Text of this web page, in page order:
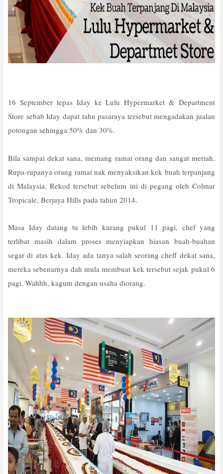
16 September lepas Iday ke Lulu Hypermarket & Department
Store sebab Iday dapat tahu pasaraya tersebut mengadakan jualan
potongan sehingga 50% dan 30%.
Bila sampai dekat sana, memang ramai orang dan sangat meriah.
Rupa-rupanya orang ramai nak menyaksikan kek buah terpanjang
di Malaysia. Rekod tersebut sebelum ini di pegang oleh Colmar
Tropicale, Berjaya Hills pada tahun 2014.
Masa Iday datang tu lebih kurang pukul 11 pagi, chef yang
terlibat masih dalam proses menyiapkan hiasan buah-buahan
segar di atas kek. Iday ada tanya salah seorang cheff dekat sana,
mereka sebenarnya dah mula membuat kek tersebut sejak pukul 6
pagi. Wahhh, kagum dengan usaha diorang.